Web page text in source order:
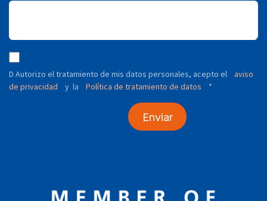
D Autorizo ​​el tratamiento de mis datos personales, acepto el
aviso
de privacidad
y la Política de tratamiento de datos *
Enviar